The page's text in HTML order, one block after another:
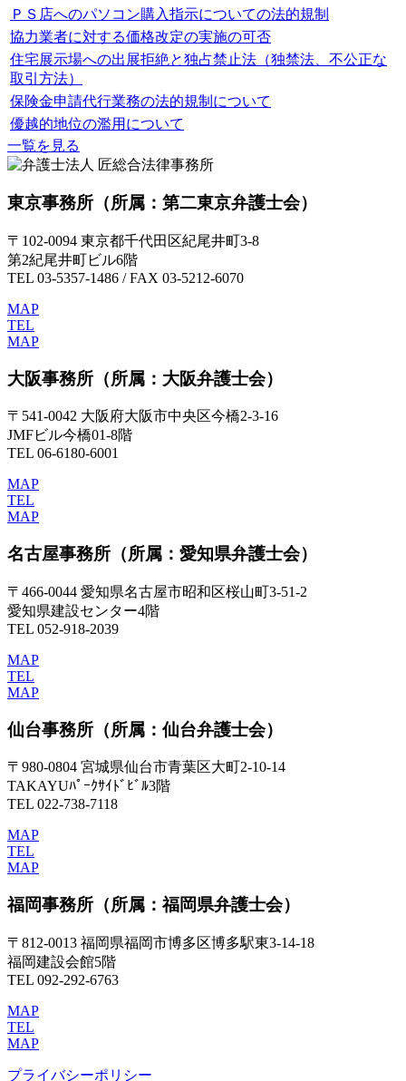
ＰＳ店へのパソコン購入指示についての法的規制
協力業者に対する価格改定の実施の可否
住宅展示場への出展拒絶と独占禁止法（独禁法、不公正な
取引方法）
保険金申請代行業務の法的規制について
優越的地位の濫用について
一覧を見る
東京事務所 （所属：第二東京弁護士会）
〒102-0094 東京都千代田区紀尾井町3-8
第2紀尾井町ビル6階
TEL 03-5357-1486 / FAX 03-5212-6070
MAP
TEL
MAP
大阪事務所 （所属：大阪弁護士会）
〒541-0042 大阪府大阪市中央区今橋2-3-16
JMFビル今橋01-8階
TEL 06-6180-6001
MAP
TEL
MAP
名古屋事務所 （所属：愛知県弁護士会）
〒466-0044 愛知県名古屋市昭和区桜山町3-51-2
愛知県建設センター4階
TEL 052-918-2039
MAP
TEL
MAP
仙台事務所 （所属：仙台弁護士会）
〒980-0804 宮城県仙台市青葉区大町2-10-14
TAKAYUﾊﾟｰｸｻｲﾄﾞﾋﾞﾙ3階
TEL 022-738-7118
MAP
TEL
MAP
福岡事務所 （所属：福岡県弁護士会）
〒812-0013 福岡県福岡市博多区博多駅東3-14-18
福岡建設会館5階
TEL 092-292-6763
MAP
TEL
MAP
プライバシーポリシー